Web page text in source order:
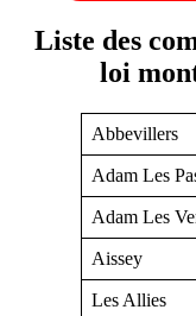
Liste des
loi
Abbevillers
Adam Les
Adam Les
Aissey
Les Allies